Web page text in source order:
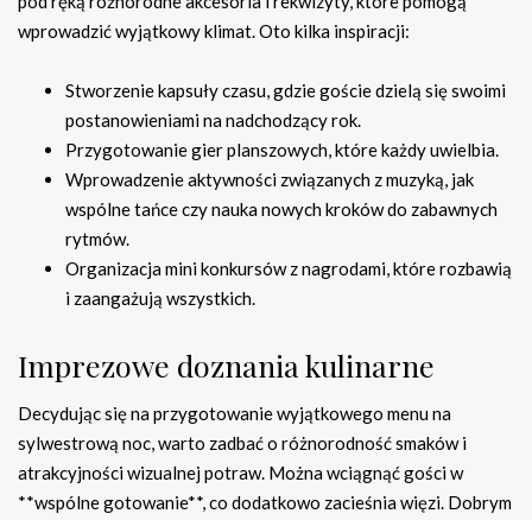
wprowadzić wyjątkowy klimat. Oto kilka inspiracji:
Stworzenie kapsuły czasu, gdzie goście dzielą się swoimi
postanowieniami na nadchodzący rok.
Przygotowanie gier planszowych, które każdy uwielbia.
Wprowadzenie aktywności związanych z muzyką, jak
wspólne tańce czy nauka nowych kroków do zabawnych
rytmów.
Organizacja mini konkursów z nagrodami, które rozbawią
i zaangażują wszystkich.
Imprezowe doznania kulinarne
Decydując się na przygotowanie wyjątkowego menu na
sylwestrową noc, warto zadbać o różnorodność smaków i
atrakcyjności wizualnej potraw. Można wciągnąć gości w
**wspólne gotowanie**, co dodatkowo zacieśnia więzi. Dobrym